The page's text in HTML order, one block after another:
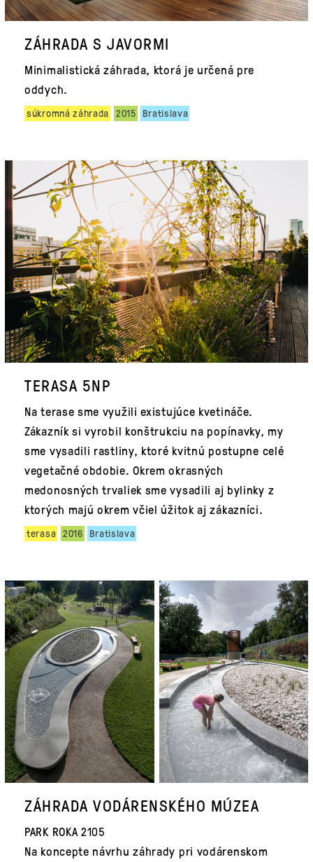
ZÁHRADA S JAVORMI
Minimalistická záhrada, ktorá je určená pre
oddych.
súkromná záhrada 2015 Bratislava
TERASA 5NP
Na terase sme využili existujúce kvetináče.
Zákazník si vyrobil konštrukciu na popínavky, my
sme vysadili rastliny, ktoré kvitnú postupne celé
vegetačné obdobie. Okrem okrasných
medonosných trvaliek sme vysadili aj bylinky z
ktorých majú okrem včiel úžitok aj zákazníci.
terasa 2016 Bratislava
ZÁHRADA VODÁRENSKÉHO MÚZEA
PARK ROKA 2105
Na koncepte návrhu záhrady pri vodárenskom